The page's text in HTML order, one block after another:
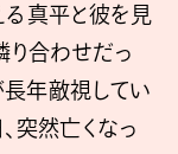
る真平と彼を見
り合わせだっ
長年敵視してい
突然亡くなっ